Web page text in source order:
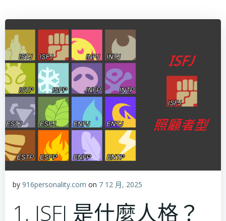
by 916personality.com on 7 12 月, 2025
1. ISFJ 是什麼人格？